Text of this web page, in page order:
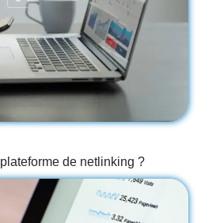
de netlinking ?